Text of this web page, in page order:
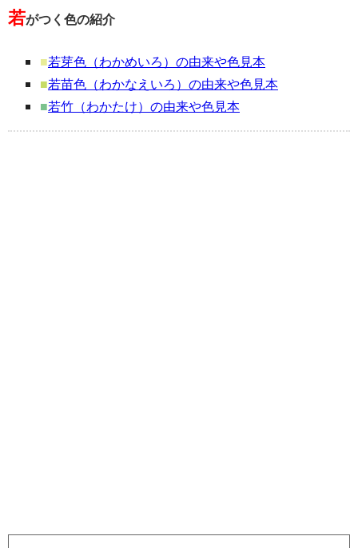
若がつく色の紹介
■若芽色（わかめいろ）の由来や色見本
■若苗色（わかなえいろ）の由来や色見本
■若竹（わかたけ）の由来や色見本